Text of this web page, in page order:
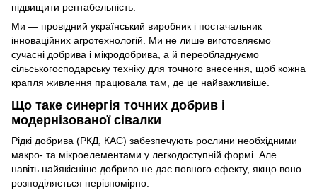
підвищити рентабельність.
Ми — провідний український виробник і постачальник
інноваційних агротехнологій. Ми не лише виготовляємо
сучасні добрива і мікродобрива, а й переобладнуємо
сільськогосподарську техніку для точного внесення, щоб кожна
крапля живлення працювала там, де це найважливіше.
Що таке синергія точних добрив і
модернізованої сівалки
Рідкі добрива (РКД, КАС) забезпечують рослини необхідними
макро‑ та мікроелементами у легкодоступній формі. Але
навіть найякісніше добриво не дає повного ефекту, якщо воно
розподіляється нерівномірно.